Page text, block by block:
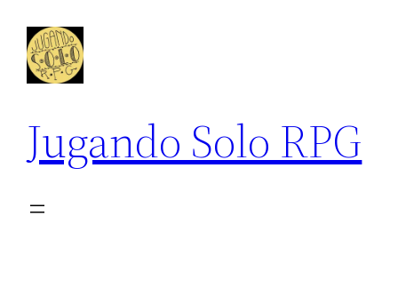
contenido
Jugando Solo RPG